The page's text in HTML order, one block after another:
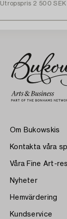
Utropspris 2 500 SEK
Om Bukowskis
Kontakta våra
Våra Fine Art-
Nyheter
Hemvärdering
Kundservice